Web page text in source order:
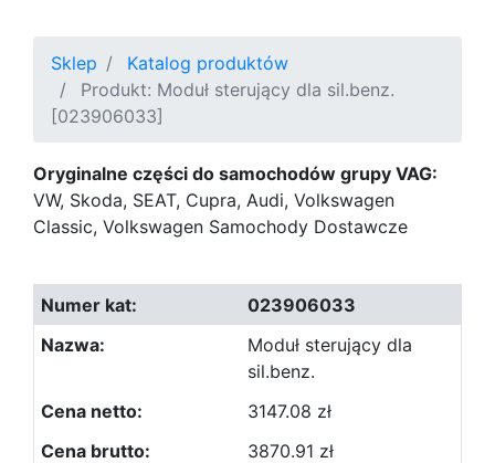
Sklep
Katalog produktów
Produkt: Moduł sterujący dla sil.benz.
[023906033]
Oryginalne części do samochodów grupy VAG:
VW, Skoda, SEAT, Cupra, Audi, Volkswagen
Classic, Volkswagen Samochody Dostawcze
023906033
Moduł sterujący dla
sil.benz.
3147.08 zł
3870.91 zł